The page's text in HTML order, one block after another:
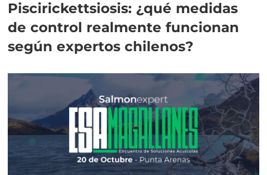
Piscirickettsiosis: ¿qué medidas
de control realmente funcionan
según expertos chilenos?